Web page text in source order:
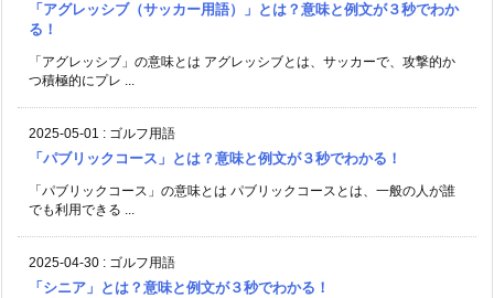
「アグレッシブ（サッカー用語）」とは？意味と例文が３秒でわか
る！
「アグレッシブ」の意味とは アグレッシブとは、サッカーで、攻撃的か
つ積極的にプレ ...
2025-05-01 : ゴルフ用語
「パブリックコース」とは？意味と例文が３秒でわかる！
「パブリックコース」の意味とは パブリックコースとは、一般の人が誰
でも利用できる ...
2025-04-30 : ゴルフ用語
「シニア」とは？意味と例文が３秒でわかる！